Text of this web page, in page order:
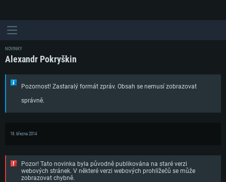
NOVINKY
Alexandr Pokryškin
Pozornost! Zastaralý formát zpráv. Obsah se nemusí zobrazovat
správně.
18. března 2014
Pozor! Tato novinka byla původně publikována na staré verzi
webových stránek. V některé verzi webových prohlížečů se může
zobrazovat chybně.